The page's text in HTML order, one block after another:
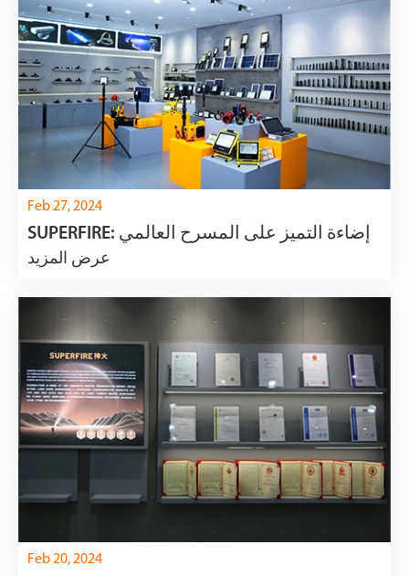
Feb 27, 2024
SUPERFIRE: إضاءة التميز على المسرح العالمي
عرض المزيد
Feb 20, 2024